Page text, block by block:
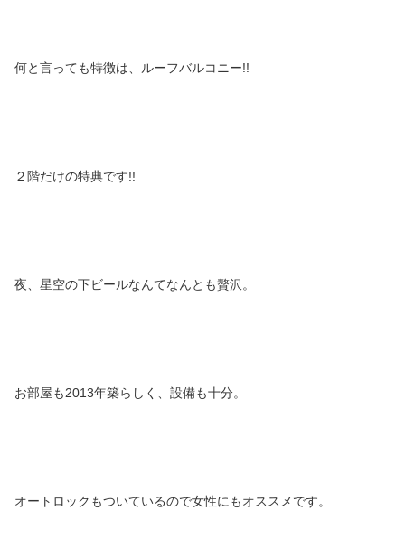
何と言っても特徴は、ルーフバルコニー!!
２階だけの特典です!!
夜、星空の下ビールなんてなんとも贅沢。
お部屋も2013年築らしく、設備も十分。
オートロックもついているので女性にもオススメです。